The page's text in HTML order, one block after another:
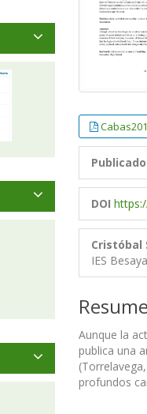
Publicado
DOI
Cristóbal
IES
Aunque la
publica una
profundos